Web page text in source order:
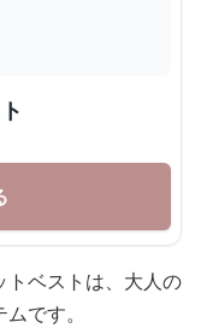
トベストは、大人の
です。